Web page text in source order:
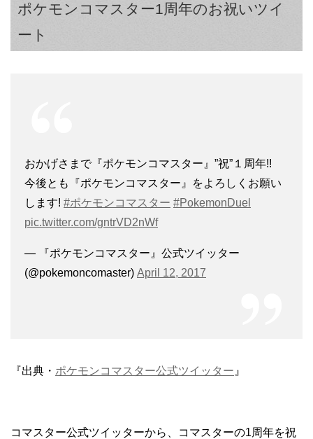
ポケモンコマスター1周年のお祝いツイ
ート
おかげさまで『ポケモンコマスター』”祝”１周年!!
今後とも『ポケモンコマスター』をよろしくお願い
します! #ポケモンコマスター #PokemonDuel
pic.twitter.com/gntrVD2nWf
— 『ポケモンコマスター』公式ツイッター
(@pokemoncomaster) April 12, 2017
『出典・ ポケモンコマスター公式ツイッター 』
コマスター公式ツイッターから、コマスターの1周年を祝